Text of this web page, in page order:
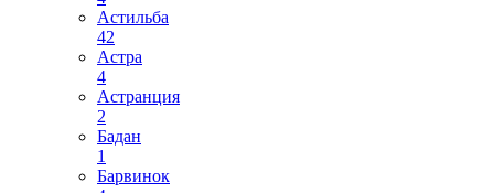
Астильба
42
Астра
4
Астранция
2
Бадан
1
Барвинок